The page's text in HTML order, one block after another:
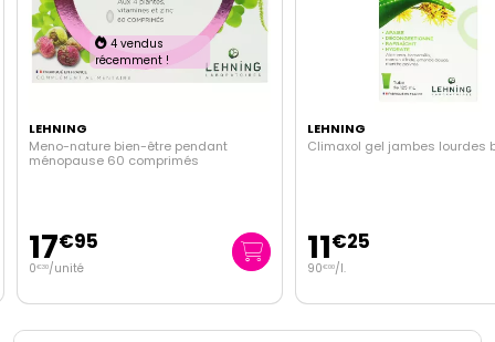
4 vendus
récemment !
LEHNING
Meno-nature bien-être pendant
ménopause 60 comprimés
17€95
0€30/unité
LEHNING
Climaxol gel jambes lourdes
11€25
90€00/l.